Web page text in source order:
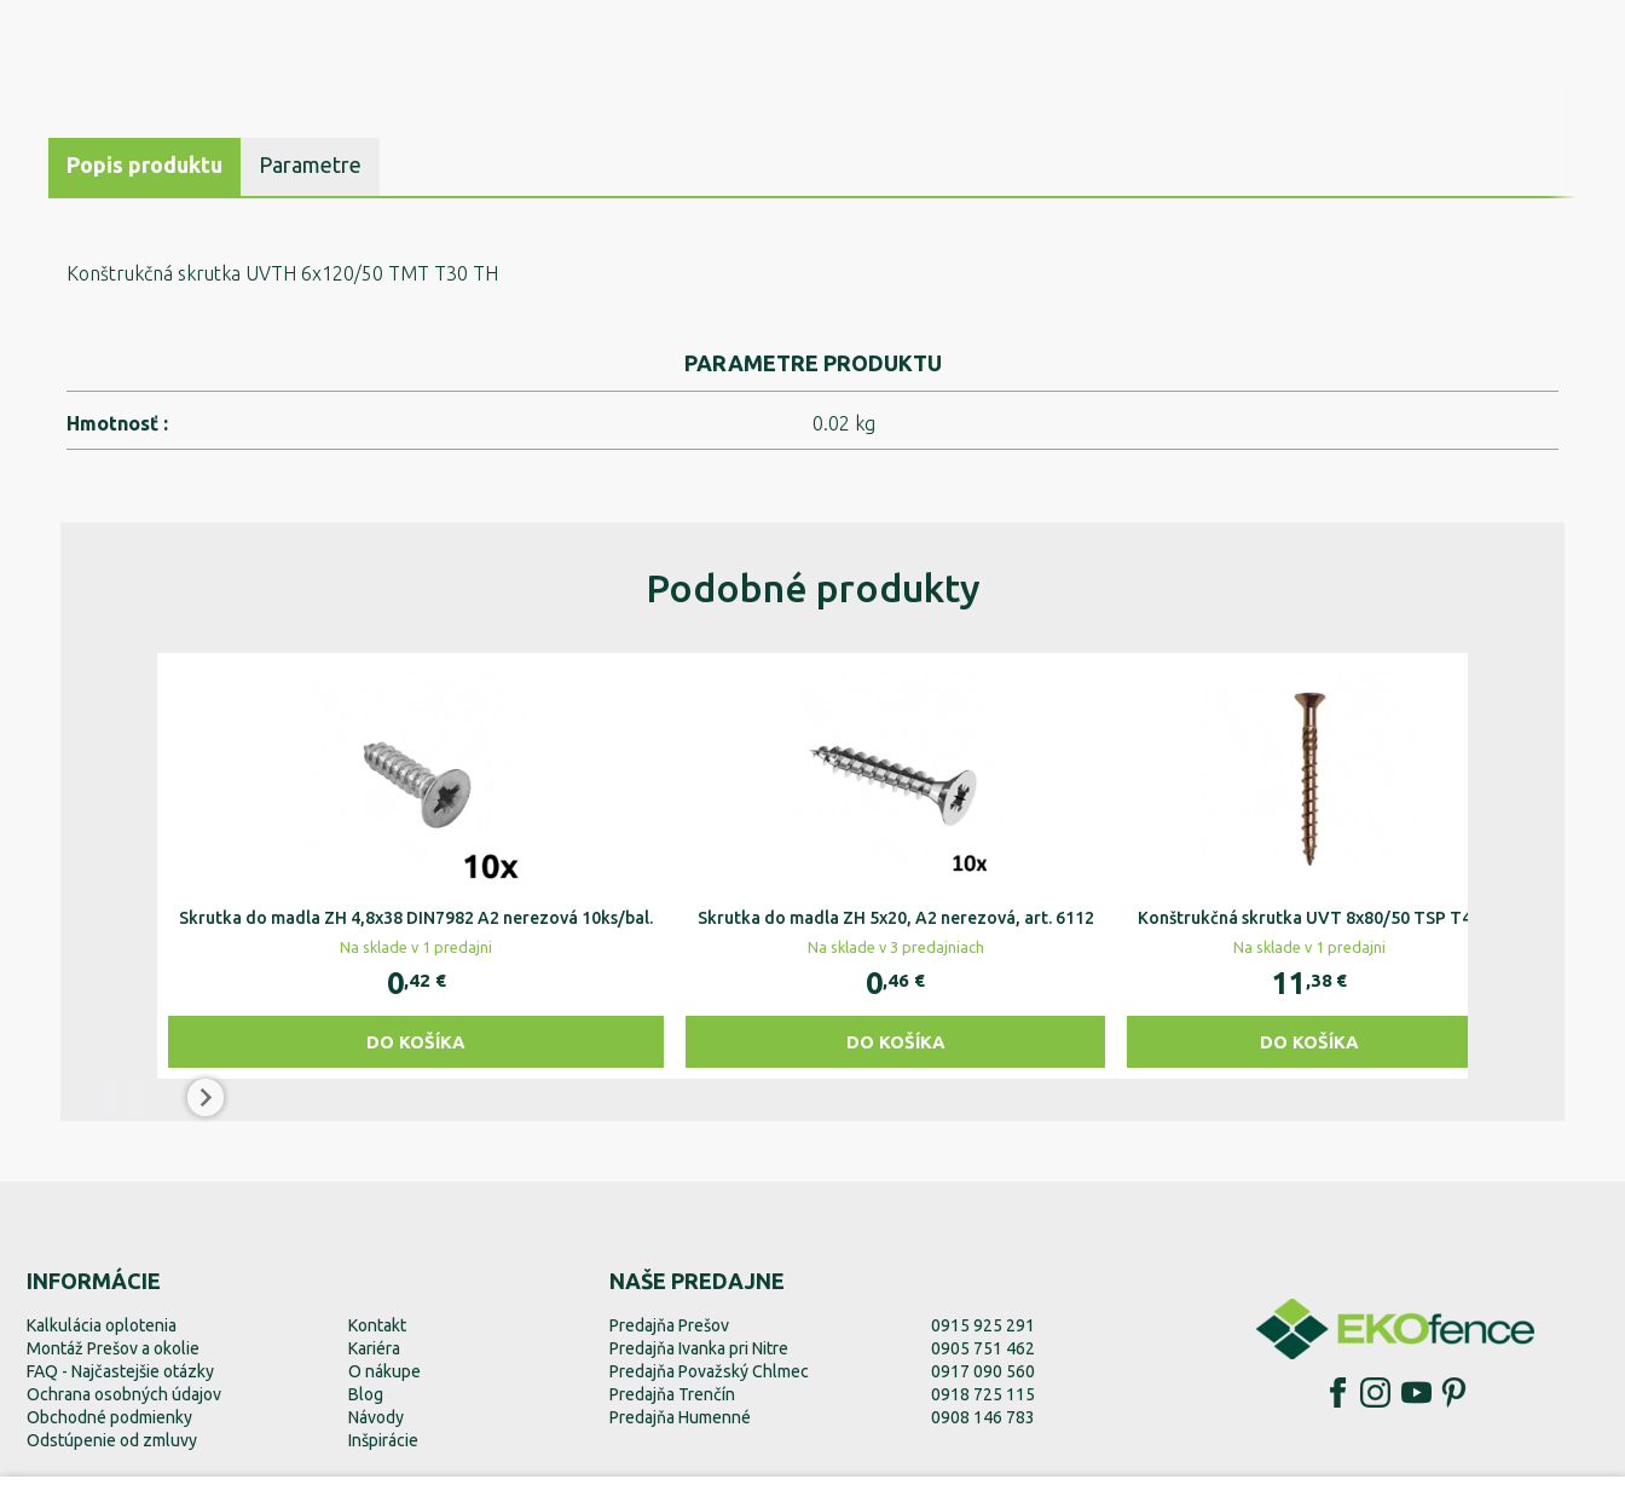
Popis produktu Parametre
Konštrukčná skrutka UVTH 6x120/50 TMT T30 TH
PARAMETRE PRODUKTU
Hmotnosť : 0.02 kg
Podobné produkty
Skrutka do madla ZH 4,8x38 DIN7982 A2 nerezová 10ks/bal.
Na sklade v 1 predajni
0,42 €
DO KOŠÍKA
Skrutka do madla ZH 5x20, A2 nerezová, art. 6112
Na sklade v 3 predajniach
0,46 €
DO KOŠÍKA
Konštrukčná skrutka UVT 8x80/50 TSP T40
Na sklade v 1 predajni
11 ,38 €
DO KOŠÍKA
INFORMÁCIE
Kalkulácia oplotenia
Montáž Prešov a okolie
FAQ - Najčastejšie otázky
Ochrana osobných údajov
Obchodné podmienky
Odstúpenie od zmluvy
Kontakt
Kariéra
O nákupe
Blog
Návody
Inšpirácie
NAŠE PREDAJNE
Predajňa Prešov
Predajňa Ivanka pri Nitre
Predajňa Považský Chlmec
Predajňa Trenčín
Predajňa Humenné
0915 925 291
0905 751 462
0917 090 560
0918 725 115
0908 146 783